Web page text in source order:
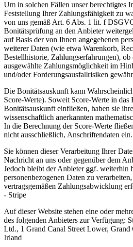
Um in solchen Fällen unser berechtigtes
Feststellung Ihrer Zahlungsfähigkeit zu
von uns gemäß Art. 6 Abs. 1 lit. f
Bonitätsprüfung an den Anbieter
auf Basis der von Ihnen angegebenen
weiterer Daten (wie etwa Warenkorb,
Bestellhistorie, Zahlungserfahrungen), ob
ausgewählte Zahlungsmöglichkeit im
und/oder Forderungsausfallrisiken
Die Bonitätsauskunft kann
Score-Werte). Soweit Score-Werte in das
Bonitätsauskunft einfließen, haben sie
wissenschaftlich anerkannten
In die Berechnung der Score-Werte
nicht ausschließlich, Anschriftendaten ein.
Sie können dieser Verarbeitung Ihrer
Nachricht an uns oder gegenüber dem
Jedoch bleibt der Anbieter ggf. weiterhin
personenbezogenen Daten zu
vertragsgemäßen Zahlungsabwicklung
- Stripe
Auf dieser Website stehen eine oder
des folgenden Anbieters zur Verfügung:
Ltd., 1 Grand Canal Street Lower,
Irland